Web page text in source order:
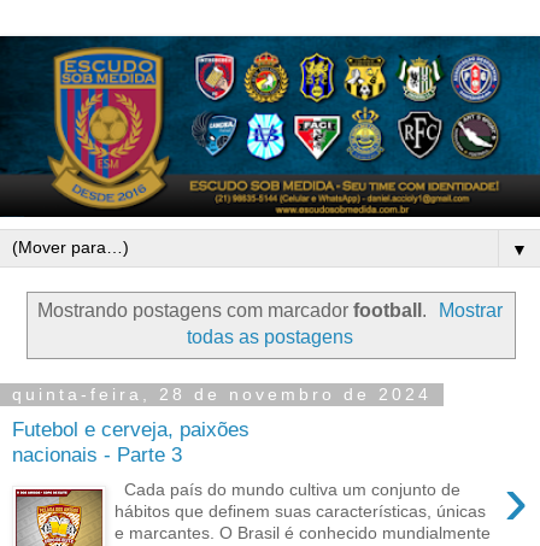
▼
Mostrando postagens com marcador football .
Mostrar
todas as postagens
quinta-feira, 28 de novembro de 2024
Futebol e cerveja, paixões
nacionais - Parte 3
›
Cada país do mundo cultiva um conjunto de
hábitos que definem suas características, únicas
e marcantes. O Brasil é conhecido mundialmente